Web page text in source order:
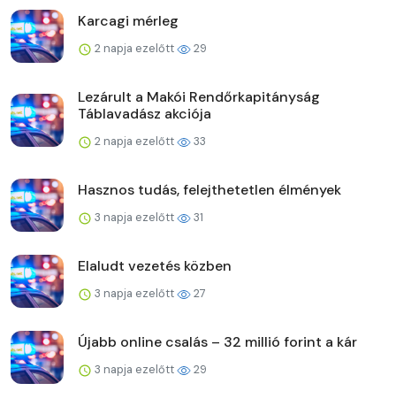
Karcagi mérleg
2 napja ezelőtt 29
Lezárult a Makói Rendőrkapitányság
Táblavadász akciója
2 napja ezelőtt 33
Hasznos tudás, felejthetetlen élmények
3 napja ezelőtt 31
Elaludt vezetés közben
3 napja ezelőtt 27
Újabb online csalás – 32 millió forint a kár
3 napja ezelőtt 29